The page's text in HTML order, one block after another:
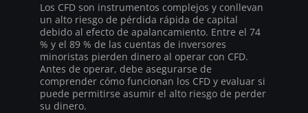
Los CFD son instrumentos complejos y conllevan
un alto riesgo de pérdida rápida de capital
debido al efecto de apalancamiento. Entre el 74
% y el 89 % de las cuentas de inversores
minoristas pierden dinero al operar con CFD.
Antes de operar, debe asegurarse de
comprender cómo funcionan los CFD y evaluar si
puede permitirse asumir el alto riesgo de perder
su dinero.